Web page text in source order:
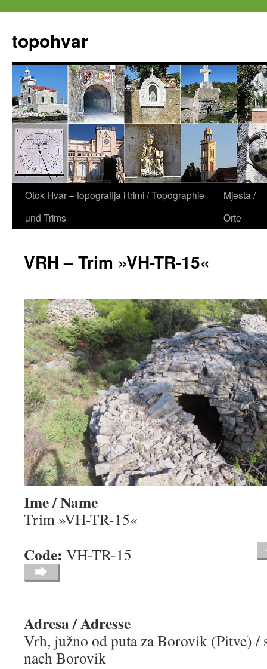
springen
topohvar
Otok Hvar – topografija i trimi / Topographie
und Trims
Mjesta /
Orte
VRH – Trim »VH-TR-15«
Ime / Name
Trim »VH-TR-15«
Code: VH-TR-15
Adresa / Adresse
Vrh, južno od puta za Borovik (Pitve) /
nach Borovik